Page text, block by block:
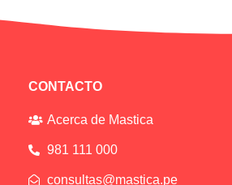
CONTACTO
Acerca de Mastica
981 111 000
consultas@mastica.pe